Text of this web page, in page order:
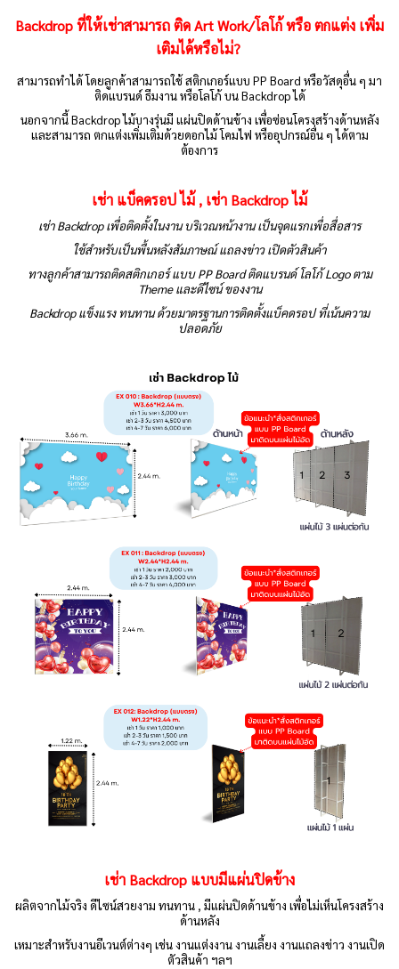
Backdrop ที่ให้เช่าสามารถ ติด Art Work/โลโก้ หรือ ตกแต่ง เพิ่ม
เติมได้หรือไม่?
สามารถทำได้ โดยลูกค้าสามารถใช้ สติกเกอร์แบบ PP Board หรือวัสดุอื่น ๆ มา
ติดแบรนด์ ธีมงาน หรือโลโก้ บน Backdrop ได้
นอกจากนี้ Backdrop ไม้บางรุ่นมี แผ่นปิดด้านข้าง เพื่อซ่อนโครงสร้างด้านหลัง
และสามารถ ตกแต่งเพิ่มเติมด้วยดอกไม้ โคมไฟ หรืออุปกรณ์อื่น ๆ ได้ตาม
ต้องการ
เช่า แบ็คดรอป ไม้ , เช่า Backdrop ไม้
เช่า Backdrop เพื่อติดตั้งในงาน บริเวณหน้างาน เป็นจุดแรกเพื่อสื่อสาร
ใช้สำหรับเป็นพื้นหลังสัมภาษณ์ แถลงข่าว เปิดตัวสินค้า
ทางลูกค้าสามารถติดสติกเกอร์ แบบ PP Board ติดแบรนด์ โลโก้ Logo ตาม
Theme และดีไซน์ ของงาน
Backdrop แข็งแรง ทนทาน ด้วยมาตรฐานการติดตั้งแบ็คดรอป ที่เน้นความ
ปลอดภัย
เช่า Backdrop แบบมีแผ่นปิดข้าง
ผลิตจากไม้จริง ดีไซน์สวยงาม ทนทาน , มีแผ่นปิดด้านข้าง เพื่อไม่เห็นโครงสร้าง
ด้านหลัง
เหมาะสำหรับงานอีเวนต์ต่างๆ เช่น งานแต่งงาน งานเลี้ยง งานแถลงข่าว งานเปิด
ตัวสินค้า ฯลฯ